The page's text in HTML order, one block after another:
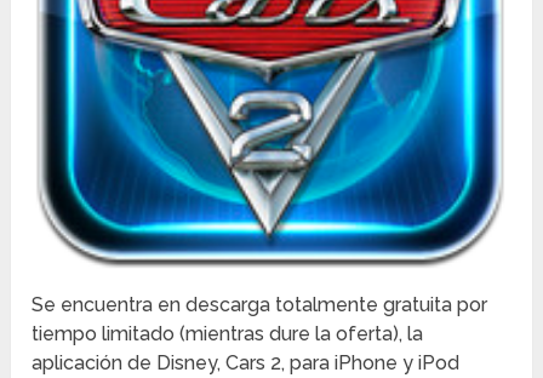
Se encuentra en descarga totalmente gratuita por
tiempo limitado (mientras dure la oferta), la
aplicación de Disney, Cars 2, para iPhone y iPod